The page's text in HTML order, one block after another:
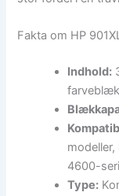
Fakta om HP
Indhold:
4600-
Type: